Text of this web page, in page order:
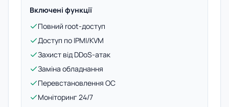
Включені функції
Повний root-доступ
Доступ по IPMI/KVM
Захист від DDoS-атак
Заміна обладнання
Перевстановлення ОС
Моніторинг 24/7